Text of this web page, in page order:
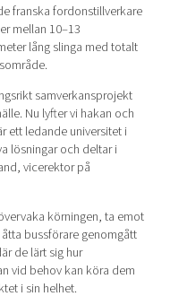
franska fordonstillverkare
mellan 10–13
lång slinga med totalt
samverkansprojekt
Nu lyfter vi hakan och
ett ledande universitet i
lösningar och deltar i
vicerektor på
körningen, ta emot
bussförare genomgått
de lärt sig hur
vid behov kan köra dem
i sin helhet.